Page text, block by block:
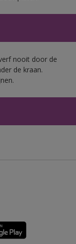
nooit door de
de kraan.